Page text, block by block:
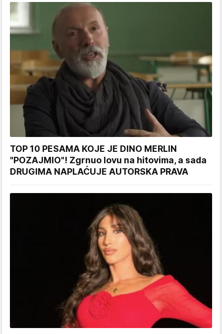
TOP 10 PESAMA KOJE JE DINO MERLIN
"POZAJMIO"! Zgrnuo lovu na hitovima, a sada
DRUGIMA NAPLAĆUJE AUTORSKA PRAVA